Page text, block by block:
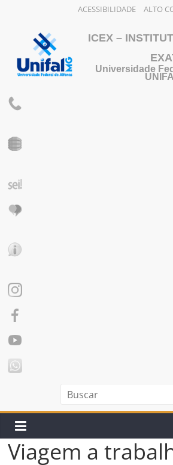
ACESSIBILIDADE ALTO
ICEX –
Universidade
Viagem a